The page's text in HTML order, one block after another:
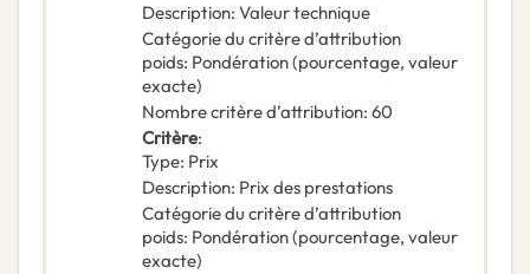
Description: Valeur technique
Catégorie du critère d’attribution
poids: Pondération (pourcentage, valeur
exacte)
Nombre critère d’attribution: 60
Critère:
Type: Prix
Description: Prix des prestations
Catégorie du critère d’attribution
poids: Pondération (pourcentage, valeur
exacte)